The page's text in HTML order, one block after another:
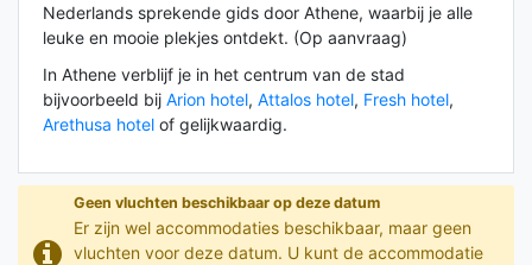
Nederlands sprekende gids door Athene, waarbij je alle
leuke en mooie plekjes ontdekt. (Op aanvraag)
In Athene verblijf je in het centrum van de stad
bijvoorbeeld bij Arion hotel, Attalos hotel, Fresh hotel,
Arethusa hotel of gelijkwaardig.
Geen vluchten beschikbaar op deze datum
Er zijn wel accommodaties beschikbaar, maar geen
vluchten voor deze datum. U kunt de accommodatie